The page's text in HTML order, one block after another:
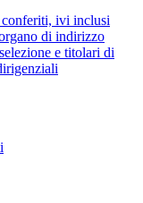
ivi inclusi
di indirizzo
e titolari di